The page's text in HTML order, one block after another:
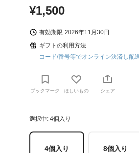
¥1,500
有効期限 2026年11月30日
ギフトの利用方法
コード/番号等でオンライン決済し配
ブックマーク ほしいもの シェア
選択中: 4個入り
4個入り 8個入り